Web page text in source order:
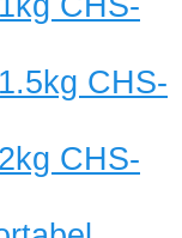
CHS-
CHS-